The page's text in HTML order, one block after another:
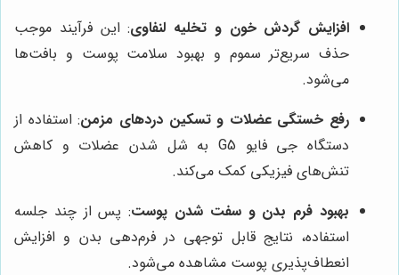
افزایش گردش خون و تخلیه لنفاوی: این فرآیند موجب
حذف سریع‌تر سموم و بهبود سلامت پوست و بافت‌ها
می‌شود.
رفع خستگی عضلات و تسکین دردهای مزمن: استفاده از
دستگاه جی فایو G5 به شل شدن عضلات و کاهش
تنش‌های فیزیکی کمک می‌کند.
بهبود فرم بدن و سفت شدن پوست: پس از چند جلسه
استفاده، نتایج قابل توجهی در فرم‌دهی بدن و افزایش
انعطاف‌پذیری پوست مشاهده می‌شود.